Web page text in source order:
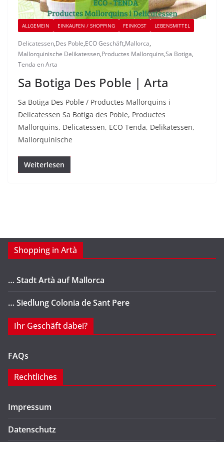
ALLGEMEIN EINKAUFEN / SHOPPING FEINKOST LEBENSMITTEL
Delicatessen,Des Poble,ECO Geschäft,Mallorca,
Mallorquinische Delikatessen,Productes Mallorquins,Sa Botiga,
Tenda en Arta
Sa Botiga Des Poble | Arta
Sa Botiga Des Poble / Productes Mallorquins i
Delicatessen Sa Botiga des Poble, Productes
Mallorquins, Delicatessen, ECO Tenda, Delikatessen,
Mallorquinische
Weiterlesen
Shopping in Artà
… Stadt Artà auf Mallorca
… Siedlung Colonia de Sant Pere
Ihr Geschäft dabei?
FAQs
Rechtliches
Impressum
Datenschutz